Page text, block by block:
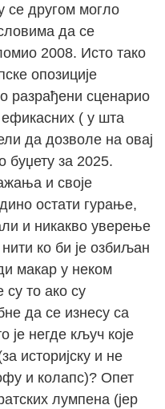
се другом могло
да се
2008. Исто тако
опозиције
разрађени сценарио
( у шта
да дозволе на овај
буџету за 2025.
и своје
остати гурање,
и никакво уверење
нити ко би је озбиљан
макар у неком
су то ако су
да се изнесу са
је негде кључ које
историјску и не
и колапс)? Опет
лумпена (јер